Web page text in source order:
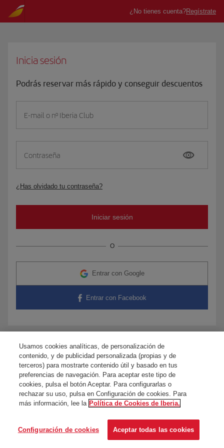
Inicia sesión
Podrás reservar más rápido y conseguir descuentos
E-mail o nº Iberia Club
Contraseña
¿Has olvidado tu contraseña?
O
Entrar con Google
Entrar con Facebook
¿Tienes dudas?Contacta con nosotros
Usamos cookies analíticas, de personalización de
contenido, y de publicidad personalizada (propias y de
terceros) para mostrarte contenido útil y basado en tus
preferencias de navegación. Para aceptar este tipo de
cookies, pulsa el botón Aceptar. Para configurarlas o
rechazar su uso, pulsa en Configuración de cookies. Para
más información, lee la Política de Cookies de Iberia.
Configuración de cookies Aceptar todas las cookies